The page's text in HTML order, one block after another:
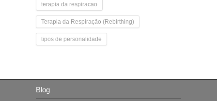
terapia da respiracao
Terapia da Respiração (Rebirthing)
tipos de personalidade
Blog